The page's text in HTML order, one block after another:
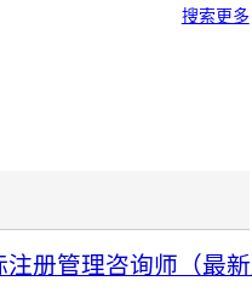
搜索更多
册管理咨询师（最